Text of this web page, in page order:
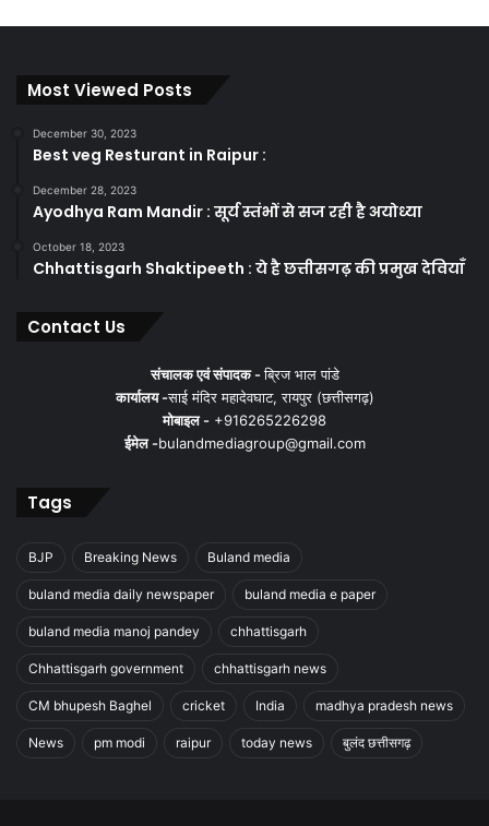
Most Viewed Posts
December 30, 2023
Best veg Resturant in Raipur :
December 28, 2023
Ayodhya Ram Mandir : सूर्य स्तंभों से सज रही है अयोध्या
October 18, 2023
Chhattisgarh Shaktipeeth : ये है छत्तीसगढ़ की प्रमुख देवियाँ
Contact Us
संचालक एवं संपादक -ब्रिज भाल पांडे
कार्यालय -साई मंदिर महादेवघाट, रायपुर (छत्तीसगढ़)
मोबाइल - +916265226298
ईमेल -bulandmediagroup@gmail.com
Tags
BJP Breaking News Buland media
buland media daily newspaper buland media e paper
buland media manoj pandey chhattisgarh
Chhattisgarh government chhattisgarh news
CM bhupesh Baghel cricket India madhya pradesh news
News pm modi raipur today news बुलंद छत्तीसगढ़